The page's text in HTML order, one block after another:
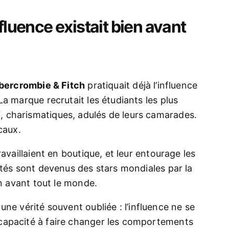
existait bien avant
& Fitch pratiquait déjà l’influence
marque recrutait les étudiants les plus
adulés de leurs camarades.
en boutique, et leur entourage les
sont devenus des stars mondiales par la
avant tout le monde.
vérité souvent oubliée : l’influence ne se
à faire changer les comportements